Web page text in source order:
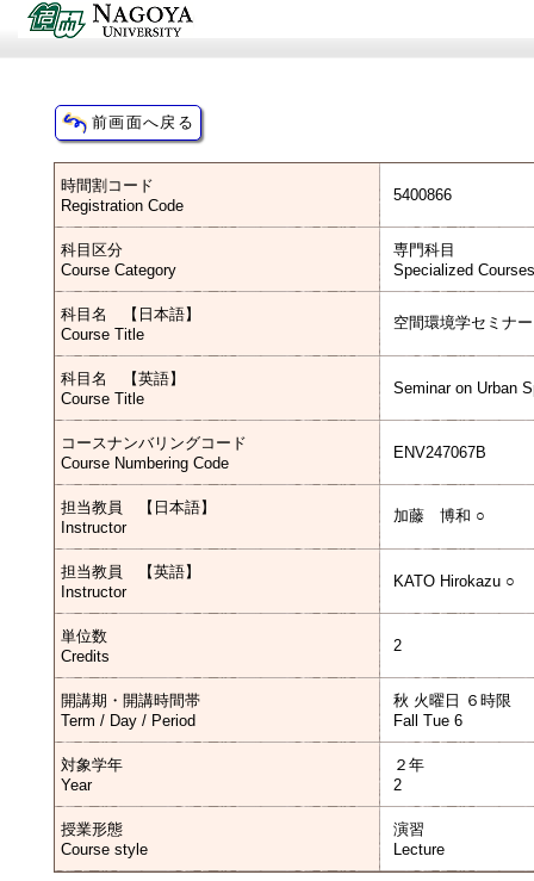
時間割コード
Registration Code
5400866
科目区分
Course Category
専門科目
Specialized Courses
科目名 【日本語】
Course Title
空間環境学セミナ
科目名 【英語】
Course Title
Seminar on Urban
コースナンバリングコード
Course Numbering Code
ENV247067B
担当教員 【日本語】
Instructor
加藤 博和 ○
担当教員 【英語】
Instructor
KATO Hirokazu ○
単位数
Credits
2
開講期・開講時間帯
Term / Day / Period
秋 火曜日 ６時限
Fall Tue 6
対象学年
Year
２年
2
授業形態
Course style
演習
Lecture